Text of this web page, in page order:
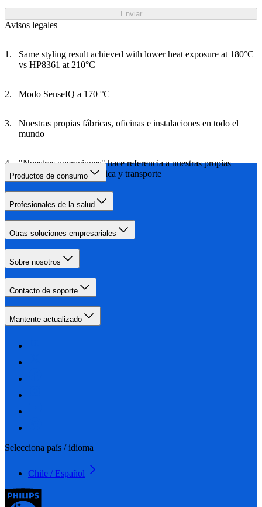
Enviar
Avisos legales
Same styling result achieved with lower heat exposure at 180°C
vs HP8361 at 210°C
Modo SenseIQ a 170 °C
Nuestras propias fábricas, oficinas e instalaciones en todo el
mundo
"Nuestras operaciones" hace referencia a nuestras propias
fábricas, oficinas, logística y transporte
Productos de consumo
Profesionales de la salud
Otras soluciones empresariales
Sobre nosotros
Contacto de soporte
Mantente actualizado
Selecciona país / idioma
Chile / Español